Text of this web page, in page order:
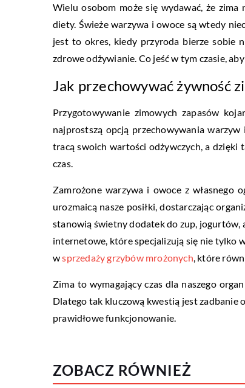
Wielu osobom może się wydawać, że
diety. Świeże warzywa i owoce są wtedy
jest to okres, kiedy przyroda bierze sobie
zdrowe odżywianie. Co jeść w tym czasie,
Jak przechowywać żywność
Przygotowywanie zimowych zapasów
najprostszą opcją przechowywania
tracą swoich wartości odżywczych, a dzięki
czas.
Zamrożone warzywa i owoce z własnego
urozmaicą nasze posiłki, dostarczając
stanowią świetny dodatek do zup, jogurtów,
internetowe, które specjalizują się nie tylko
wsprzedaży grzybów mrożonych , które
Zima to wymagający czas dla naszego
Dlatego tak kluczową kwestią jest zadbanie
prawidłowe funkcjonowanie.
ZOBACZ RÓWNIEŻ